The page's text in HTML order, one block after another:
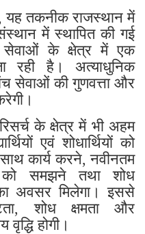
यह तकनीक राजस्थान में
में स्थापित की गई
सेवाओं के क्षेत्र में एक
रही है। अत्याधुनिक
सेवाओं की गुणवत्ता और
के क्षेत्र में भी अहम
एवं शोधार्थियों को
कार्य करने, नवीनतम
को समझने तथा शोध
अवसर मिलेगा। इससे
शोध क्षमता और
वृद्धि होगी।